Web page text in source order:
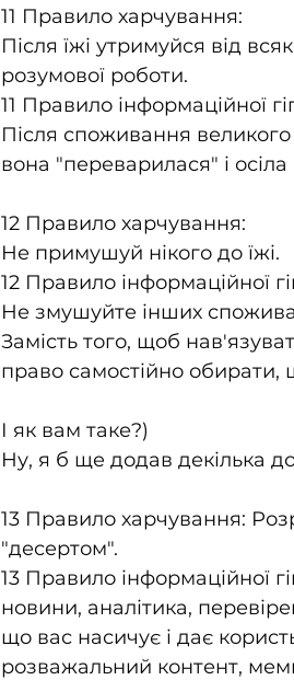
11 Правило харчування:
Після їжі утримуйся від
розумової роботи.
11 Правило інформаційної
Після споживання
вона "переварилася" і осіла
12 Правило харчування:
Не примушуй нікого до їжі.
12 Правило інформаційної
Не змушуйте інших
Замість того, щоб
право самостійно обирати,
І як вам таке?)
Ну, я б ще додав декілька
13 Правило харчування:
"десертом".
13 Правило інформаційної
новини, аналітика,
що вас насичує і дає
розважальний контент,